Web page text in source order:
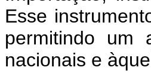
Esse
permitindo um
nacionais e